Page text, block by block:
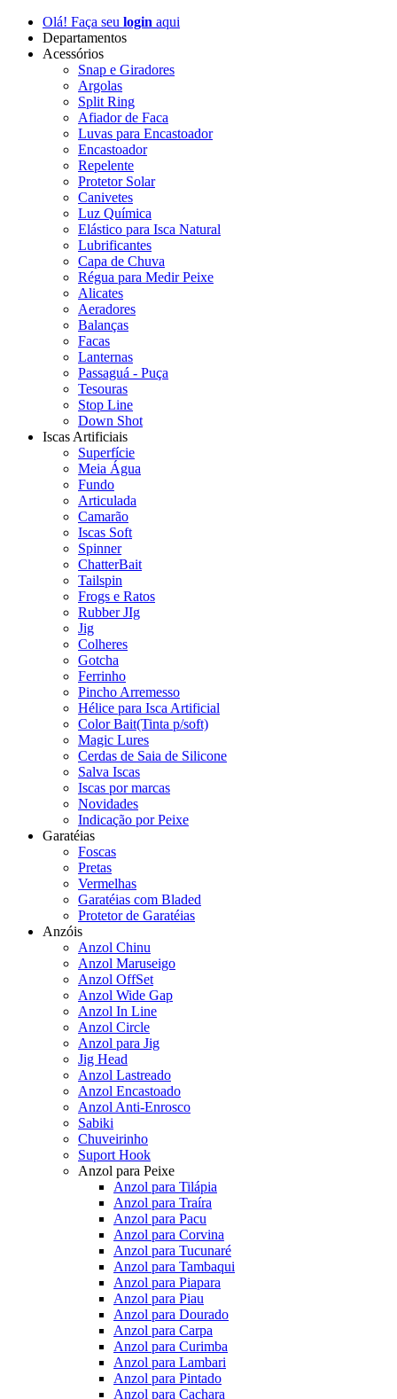
Olá! Faça seu login aqui
Departamentos
Acessórios
Snap e Giradores
Argolas
Split Ring
Afiador de Faca
Luvas para Encastoador
Encastoador
Repelente
Protetor Solar
Canivetes
Luz Química
Elástico para Isca Natural
Lubrificantes
Capa de Chuva
Régua para Medir Peixe
Alicates
Aeradores
Balanças
Facas
Lanternas
Passaguá - Puça
Tesouras
Stop Line
Down Shot
Iscas Artificiais
Superfície
Meia Água
Fundo
Articulada
Camarão
Iscas Soft
Spinner
ChatterBait
Tailspin
Frogs e Ratos
Rubber JIg
Jig
Colheres
Gotcha
Ferrinho
Pincho Arremesso
Hélice para Isca Artificial
Color Bait(Tinta p/soft)
Magic Lures
Cerdas de Saia de Silicone
Salva Iscas
Iscas por marcas
Novidades
Indicação por Peixe
Garatéias
Foscas
Pretas
Vermelhas
Garatéias com Bladed
Protetor de Garatéias
Anzóis
Anzol Chinu
Anzol Maruseigo
Anzol OffSet
Anzol Wide Gap
Anzol In Line
Anzol Circle
Anzol para Jig
Jig Head
Anzol Lastreado
Anzol Encastoado
Anzol Anti-Enrosco
Sabiki
Chuveirinho
Suport Hook
Anzol para Peixe
Anzol para Tilápia
Anzol para Traíra
Anzol para Pacu
Anzol para Corvina
Anzol para Tucunaré
Anzol para Tambaqui
Anzol para Piapara
Anzol para Piau
Anzol para Dourado
Anzol para Carpa
Anzol para Curimba
Anzol para Lambari
Anzol para Pintado
Anzol para Cachara